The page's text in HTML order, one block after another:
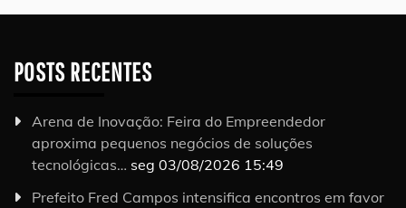
POSTS RECENTES
Arena de Inovação: Feira do Empreendedor
aproxima pequenos negócios de soluções
tecnológicas… seg 03/08/2026 15:49
Prefeito Fred Campos intensifica encontros em favor